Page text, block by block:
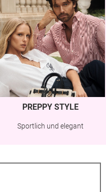
PREPPY STYLE
Sportlich und elegant